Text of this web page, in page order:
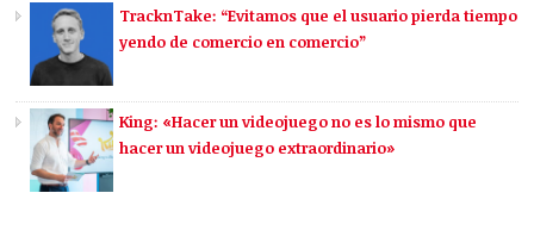
TracknTake: “Evitamos que el usuario pierda tiempo
yendo de comercio en comercio”
King: «Hacer un videojuego no es lo mismo que
hacer un videojuego extraordinario»